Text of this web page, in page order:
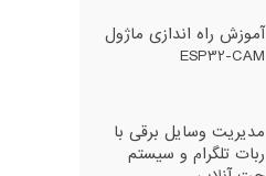
آموزش راه اندازی ماژول
ESP32-CAM
مدیریت وسایل برقی با
ربات تلگرام و سیستم